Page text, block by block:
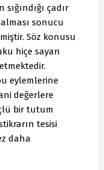
çadır
sonucu
Söz konusu
hiçe sayan
eylemlerine
değerlere
bir tutum
tesisi
daha